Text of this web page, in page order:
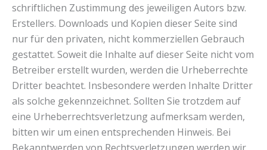
schriftlichen Zustimmung des jeweiligen Autors bzw.
Erstellers. Downloads und Kopien dieser Seite sind
nur für den privaten, nicht kommerziellen Gebrauch
gestattet. Soweit die Inhalte auf dieser Seite nicht vom
Betreiber erstellt wurden, werden die Urheberrechte
Dritter beachtet. Insbesondere werden Inhalte Dritter
als solche gekennzeichnet. Sollten Sie trotzdem auf
eine Urheberrechtsverletzung aufmerksam werden,
bitten wir um einen entsprechenden Hinweis. Bei